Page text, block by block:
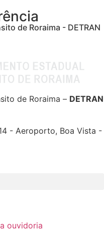
de Roraima - DETRAN
de Roraima – DETRAN
- Aeroporto, Boa Vista -
ouvidoria